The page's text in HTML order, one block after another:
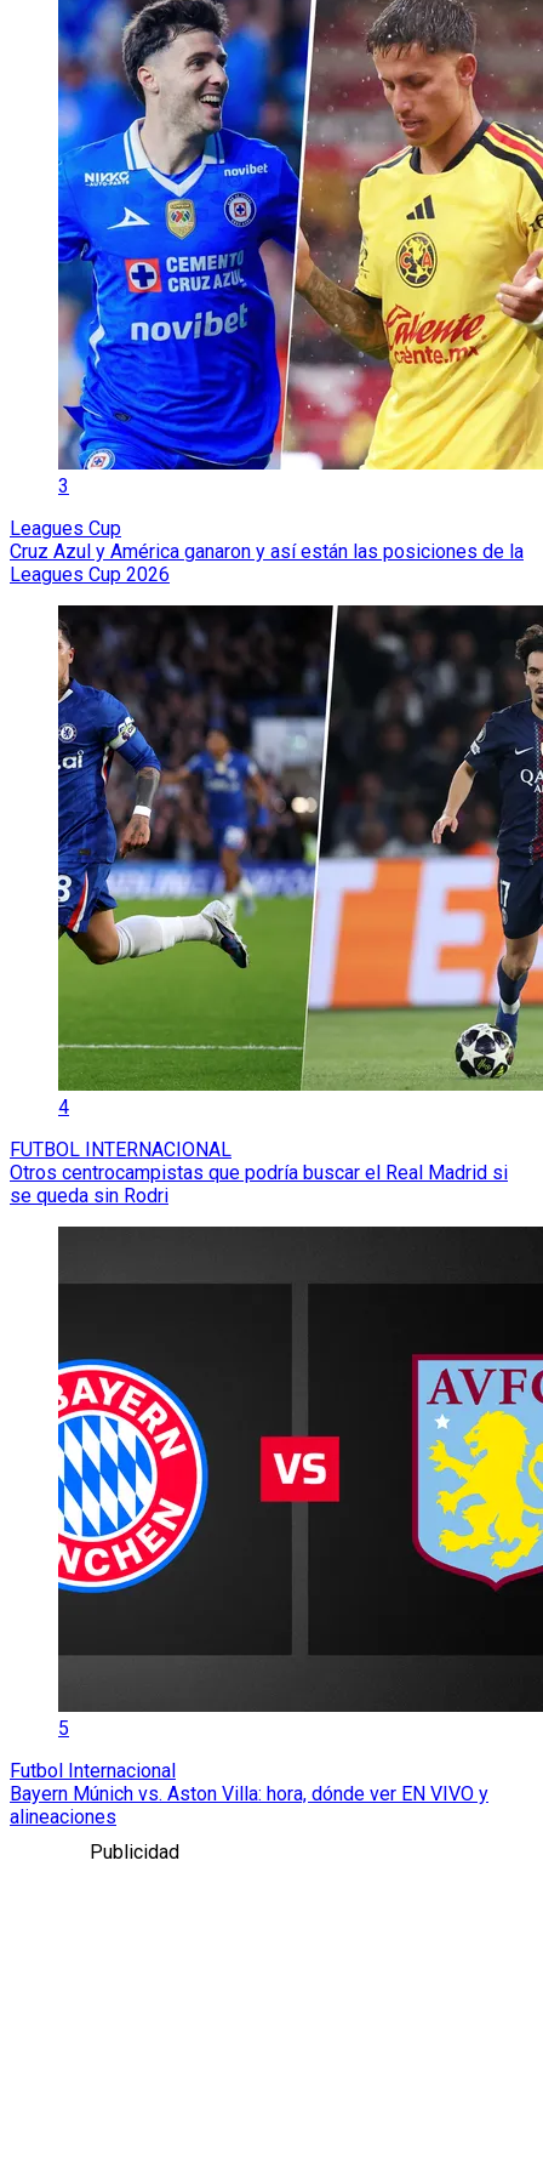
3
Leagues Cup
Cruz Azul y América ganaron y así están las posiciones de la
Leagues Cup 2026
4
FUTBOL INTERNACIONAL
Otros centrocampistas que podría buscar el Real Madrid si
se queda sin Rodri
5
Futbol Internacional
Bayern Múnich vs. Aston Villa: hora, dónde ver EN VIVO y
alineaciones
Publicidad